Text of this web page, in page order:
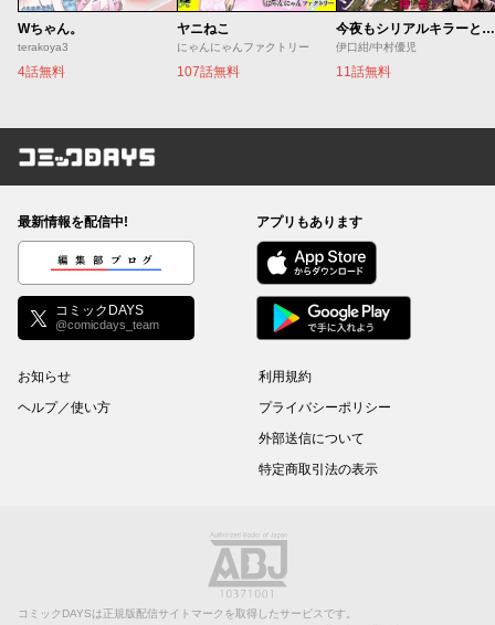
Wちゃん。
terakoya3
4話無料
ヤニねこ
にゃんにゃんファクトリー
107話無料
今夜もシリアルキラーと待ち合わせ
伊口紺/中村優児
11話無料
コミックDAYS
最新情報を配信中!
編集部ブログ
コミックDAYS
@comicdays_team
アプリもあります
お知らせ
ヘルプ／使い方
利用規約
プライバシーポリシー
外部送信について
特定商取引法の表示
コミックDAYSは正規版配信サイトマークを取得したサービスです。